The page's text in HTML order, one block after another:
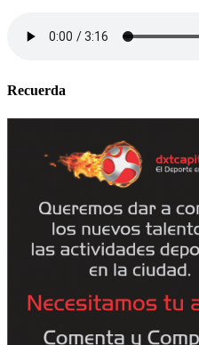
Recuerda